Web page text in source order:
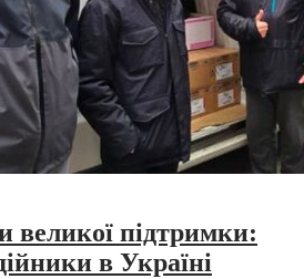
великої підтримки:
в Україні